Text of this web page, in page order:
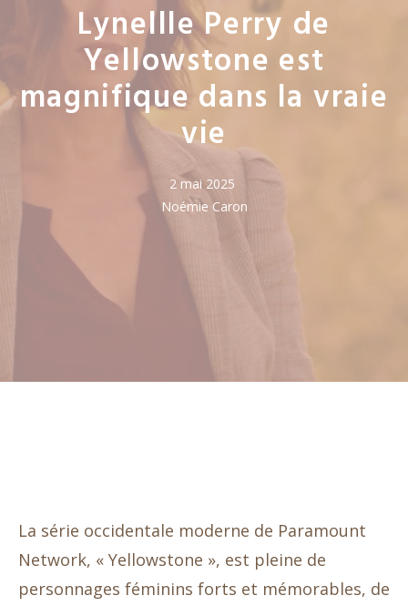
Lynellle Perry de
Yellowstone est
magnifique dans la vraie
vie
2 mai 2025
Noémie Caron
La série occidentale moderne de Paramount
Network, « Yellowstone », est pleine de
personnages féminins forts et mémorables, de